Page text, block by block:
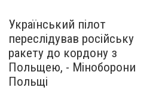
Український пілот
переслідував російську
ракету до кордону з
Польщею, - Міноборони
Польщі